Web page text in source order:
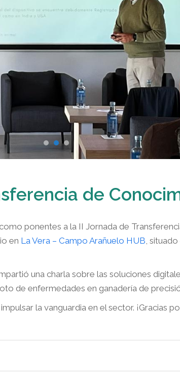
de
ponentes a la II Jornada de
en La Vera – Campo Arañuelo HUB ,
impartió una charla sobre las soluciones
de enfermedades en ganadería de
la vanguardia en el sector. ¡Gracias